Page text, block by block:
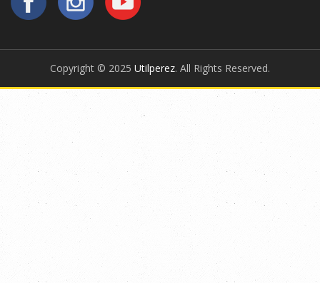
Copyright © 2025 Utilperez. All Rights Reserved.